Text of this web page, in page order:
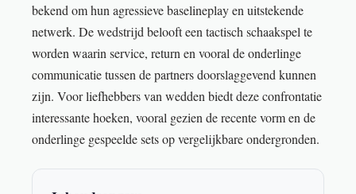
bekend om hun agressieve baselineplay en uitstekende
netwerk. De wedstrijd belooft een tactisch schaakspel te
worden waarin service, return en vooral de onderlinge
communicatie tussen de partners doorslaggevend kunnen
zijn. Voor liefhebbers van wedden biedt deze confrontatie
interessante hoeken, vooral gezien de recente vorm en de
onderlinge gespeelde sets op vergelijkbare ondergronden.